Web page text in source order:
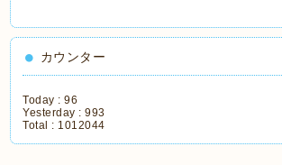
カウンター
Today :96
Yesterday :993
Total : 1012044